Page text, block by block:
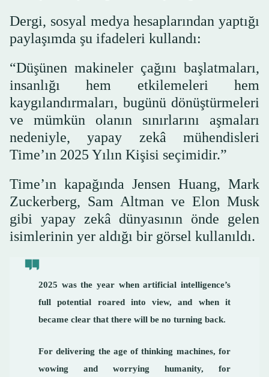
Dergi, sosyal medya hesaplarından yaptığı
paylaşımda şu ifadeleri kullandı:
“Düşünen makineler çağını başlatmaları,
insanlığı hem etkilemeleri hem
kaygılandırmaları, bugünü dönüştürmeleri
ve mümkün olanın sınırlarını aşmaları
nedeniyle, yapay zekâ mühendisleri
Time’ın 2025 Yılın Kişisi seçimidir.”
Time’ın kapağında Jensen Huang, Mark
Zuckerberg, Sam Altman ve Elon Musk
gibi yapay zekâ dünyasının önde gelen
isimlerinin yer aldığı bir görsel kullanıldı.
2025 was the year when artificial intelligence’s
full potential roared into view, and when it
became clear that there will be no turning back.
For delivering the age of thinking machines, for
wowing and worrying humanity, for